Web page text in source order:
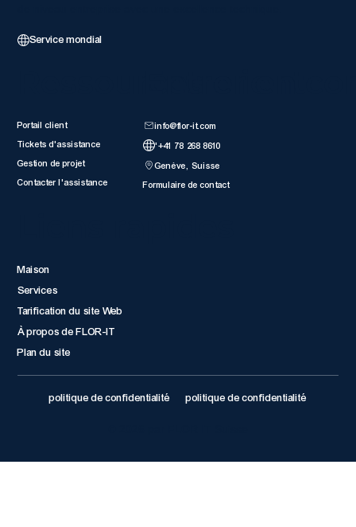
Service mondial
Portail client
Tickets d'assistance
Gestion de projet
Contacter l'assistance
info@flor-it.com
'+41 78 268 8610
Genève, Suisse
Formulaire de contact
Maison
Services
Tarification du site Web
À propos de FLOR-IT
Plan du site
politique de confidentialité politique de confidentialité